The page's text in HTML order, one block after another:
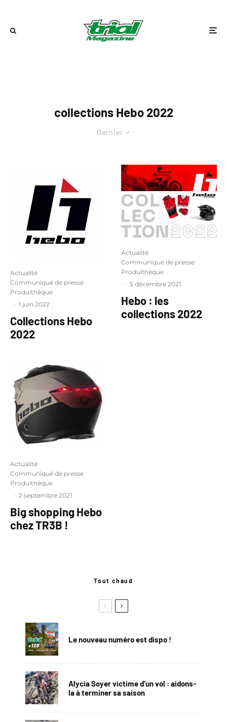
collections Hebo 2022
Dernier
Actualité
Communiqué de presse
Produithèque
· 1 juin 2022
Collections Hebo
2022
Actualité
Communiqué de presse
Produithèque
· 2 septembre 2021
Big shopping Hebo
chez TR3B !
Actualité
Communiqué de presse
Produithèque
· 5 décembre 2021
Hebo : les
collections 2022
Tout chaud
Le nouveau numéro est dispo !
Alycia Soyer victime d’un vol : aidons-
la à terminer sa saison